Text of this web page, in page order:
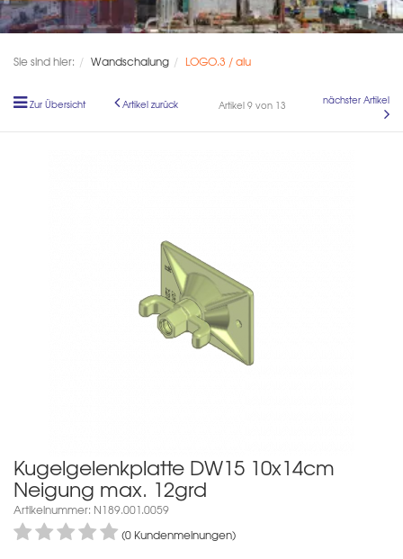
Sie sind hier: Wandschalung LOGO.3 / alu
Zur Übersicht Artikel zurück Artikel 9 von 13 nächster Artikel
Kugelgelenkplatte DW15 10x14cm
Neigung max. 12grd
Artikelnummer: N189.001.0059
(0 Kundenmeinungen)